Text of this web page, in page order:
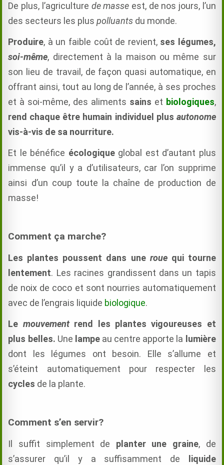
De plus, l’agriculture de masse est, de nos jours, l’un
des secteurs les pluspolluants du monde.
Produire, à un faible coût de revient, ses légumes,
soi-même, directement à la maison ou même sur
son lieu de travail, de façon quasi automatique, en
offrant ainsi, tout au long de l’année, à ses proches
et à soi-même, des aliments sains et biologiques,
rend chaque être humain individuel plus autonome
vis-à-vis de sa nourriture.
Et le bénéfice écologique global est d’autant plus
immense qu’il y a d’utilisateurs, car l’on supprime
ainsi d’un coup toute la chaîne de production de
masse!
Comment ça marche?
Les plantes poussent dans une roue qui tourne
lentement. Les racines grandissent dans un tapis
de noix de coco et sont nourries automatiquement
avec de l’engrais liquide biologique.
Le mouvement rend les plantes vigoureuses et
plus belles. Une lampe au centre apporte la lumière
dont les légumes ont besoin. Elle s’allume et
s’éteint automatiquement pour respecter les
cycles de la plante.
Comment s’en servir?
Il suffit simplement de planter une graine, de
s’assurer qu’il y a suffisamment de
liquide